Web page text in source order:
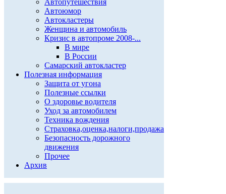
Автопутешествия
Автоюмор
Автокластеры
Женщина и автомобиль
Кризис в автопроме 2008-...
В мире
В России
Самарский автокластер
Полезная информация
Защита от угона
Полезные ссылки
О здоровье водителя
Уход за автомобилем
Техника вождения
Страховка,оценка,налоги,продажа
Безопасность дорожного
движения
Прочее
Архив